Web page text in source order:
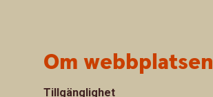
Om webbplatsen
Tillgänglighet